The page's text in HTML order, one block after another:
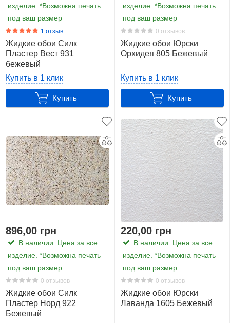
изделие. *Возможна печать
под ваш размер
1 отзыв
Жидкие обои Силк
Пластер Вест 931
бежевый
Купить в 1 клик
Купить
изделие. *Возможна печать
под ваш размер
0 отзывов
Жидкие обои Юрски
Орхидея 805 Бежевый
Купить в 1 клик
Купить
896,00 грн
В наличии. Цена за все
изделие. *Возможна печать
под ваш размер
0 отзывов
Жидкие обои Силк
Пластер Норд 922
Бежевый
220,00 грн
В наличии. Цена за все
изделие. *Возможна печать
под ваш размер
0 отзывов
Жидкие обои Юрски
Лаванда 1605 Бежевый